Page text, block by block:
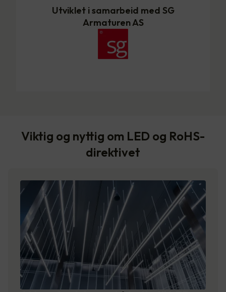
Utviklet i samarbeid med SG
Armaturen AS
Viktig og nyttig om LED og RoHS-
direktivet